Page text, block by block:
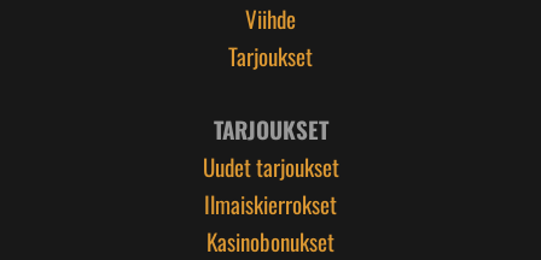
Viihde
Tarjoukset
TARJOUKSET
Uudet tarjoukset
Ilmaiskierrokset
Kasinobonukset